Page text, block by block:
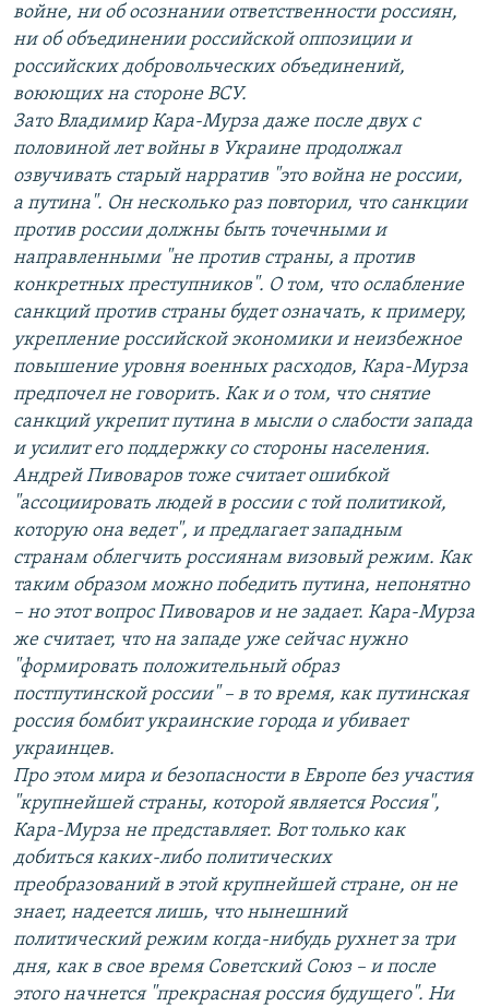
войне, ни об осознании ответственности россиян,
ни об объединении российской оппозиции и
российских добровольческих объединений,
воюющих на стороне ВСУ.
Зато Владимир Кара-Мурза даже после двух с
половиной лет войны в Украине продолжал
озвучивать старый нарратив "это война не россии,
а путина". Он несколько раз повторил, что санкции
против россии должны быть точечными и
направленными "не против страны, а против
конкретных преступников". О том, что ослабление
санкций против страны будет означать, к примеру,
укрепление российской экономики и неизбежное
повышение уровня военных расходов, Кара-Мурза
предпочел не говорить. Как и о том, что снятие
санкций укрепит путина в мысли о слабости запада
и усилит его поддержку со стороны населения.
Андрей Пивоваров тоже считает ошибкой
"ассоциировать людей в россии с той политикой,
которую она ведет", и предлагает западным
странам облегчить россиянам визовый режим. Как
таким образом можно победить путина, непонятно
– но этот вопрос Пивоваров и не задает. Кара-Мурза
же считает, что на западе уже сейчас нужно
"формировать положительный образ
постпутинской россии" – в то время, как путинская
россия бомбит украинские города и убивает
украинцев.
Про этом мира и безопасности в Европе без участия
"крупнейшей страны, которой является Россия",
Кара-Мурза не представляет. Вот только как
добиться каких-либо политических
преобразований в этой крупнейшей стране, он не
знает, надеется лишь, что нынешний
политический режим когда-нибудь рухнет за три
дня, как в свое время Советский Союз – и после
этого начнется "прекрасная россия будущего". Ни